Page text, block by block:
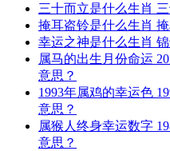
三十而立是什么生肖
掩耳盗铃是什么生肖
幸运之神是什么生肖
属马的出生月份命运
意思？
1993年属鸡的幸运色
意思？
属猴人终身幸运数字
意思？